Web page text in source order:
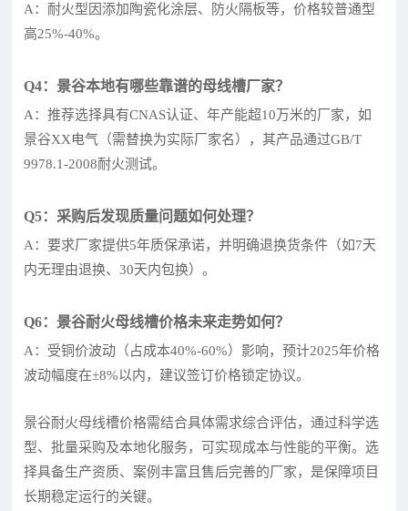
A：耐火型因添加陶瓷化涂层、防火隔板等，价格较普通型
高25%-40%。
Q4：景谷本地有哪些靠谱的母线槽厂家？
A：推荐选择具有CNAS认证、年产能超10万米的厂家，如
景谷XX电气（需替换为实际厂家名），其产品通过GB/T
9978.1-2008耐火测试。
Q5：采购后发现质量问题如何处理？
A：要求厂家提供5年质保承诺，并明确退换货条件（如7天
内无理由退换、30天内包换）。
Q6：景谷耐火母线槽价格未来走势如何？
A：受铜价波动（占成本40%-60%）影响，预计2025年价格
波动幅度在±8%以内，建议签订价格锁定协议。
景谷耐火母线槽价格需结合具体需求综合评估，通过科学选
型、批量采购及本地化服务，可实现成本与性能的平衡。选
择具备生产资质、案例丰富且售后完善的厂家，是保障项目
长期稳定运行的关键。